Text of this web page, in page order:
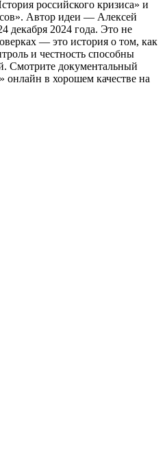
российского кризиса» и
Автор идеи — Алексей
декабря 2024 года. Это не
— это история о том, как
и честность способны
Смотрите документальный
онлайн в хорошем качестве на